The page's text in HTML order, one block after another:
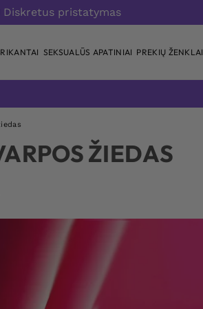
Diskretus pristatymas
SEKSUALŪS APATINIAI PREKIŲ ŽENKLAI
ŽIEDAS